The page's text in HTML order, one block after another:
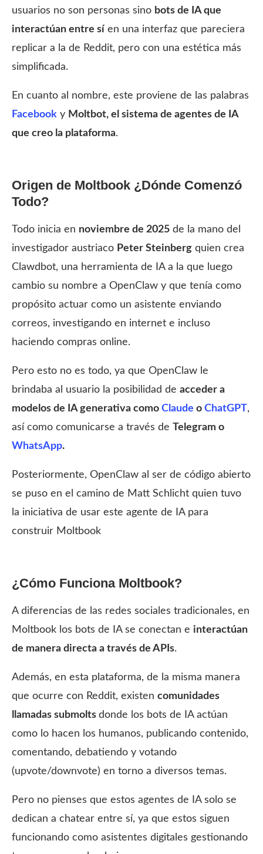
usuarios no son personas sino bots de IA que
interactúan entre sí en una interfaz que pareciera
replicar a la de Reddit, pero con una estética más
simplificada.
En cuanto al nombre, este proviene de las palabras
Facebook y Moltbot, el sistema de agentes de IA
que creo la plataforma.
Origen de Moltbook ¿Dónde Comenzó
Todo?
Todo inicia en noviembre de 2025 de la mano del
investigador austriaco Peter Steinberg quien crea
Clawdbot, una herramienta de IA a la que luego
cambio su nombre a OpenClaw y que tenía como
propósito actuar como un asistente enviando
correos, investigando en internet e incluso
haciendo compras online.
Pero esto no es todo, ya que OpenClaw le
brindaba al usuario la posibilidad de acceder a
modelos de IA generativa como Claude o ChatGPT,
así como comunicarse a través de Telegram o
WhatsApp.
Posteriormente, OpenClaw al ser de código abierto
se puso en el camino de Matt Schlicht quien tuvo
la iniciativa de usar este agente de IA para
construir Moltbook
¿Cómo Funciona Moltbook?
A diferencias de las redes sociales tradicionales, en
Moltbook los bots de IA se conectan e interactúan
de manera directa a través de APIs.
Además, en esta plataforma, de la misma manera
que ocurre con Reddit, existen comunidades
llamadas submolts donde los bots de IA actúan
como lo hacen los humanos, publicando contenido,
comentando, debatiendo y votando
(upvote/downvote) en torno a diversos temas.
Pero no pienses que estos agentes de IA solo se
dedican a chatear entre sí, ya que estos siguen
funcionando como asistentes digitales gestionando